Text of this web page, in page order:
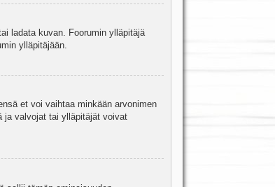
ladata kuvan. Foorumin ylläpitäjä
ylläpitäjään.
et voi vaihtaa minkään arvonimen
ja valvojat tai ylläpitäjät voivat